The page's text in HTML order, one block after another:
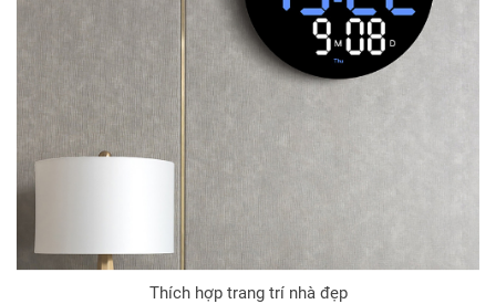
Thích hợp trang trí nhà đẹp